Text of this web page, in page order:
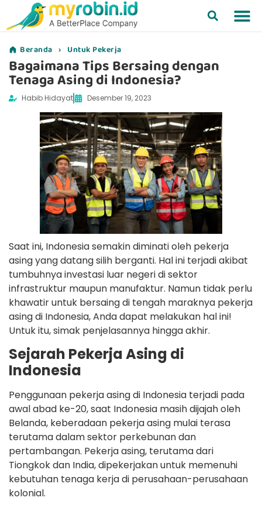
Beranda › Untuk Pekerja
Bagaimana Tips Bersaing dengan
Tenaga Asing di Indonesia?
Habib Hidayat Desember 19, 2023
Saat ini, Indonesia semakin diminati oleh pekerja
asing yang datang silih berganti. Hal ini terjadi akibat
tumbuhnya investasi luar negeri di sektor
infrastruktur maupun manufaktur. Namun tidak perlu
khawatir untuk bersaing di tengah maraknya pekerja
asing di Indonesia, Anda dapat melakukan hal ini!
Untuk itu, simak penjelasannya hingga akhir.
Sejarah Pekerja Asing di
Indonesia
Penggunaan pekerja asing di Indonesia terjadi pada
awal abad ke-20, saat Indonesia masih dijajah oleh
Belanda, keberadaan pekerja asing mulai terasa
terutama dalam sektor perkebunan dan
pertambangan. Pekerja asing, terutama dari
Tiongkok dan India, dipekerjakan untuk memenuhi
kebutuhan tenaga kerja di perusahaan-perusahaan
kolonial.